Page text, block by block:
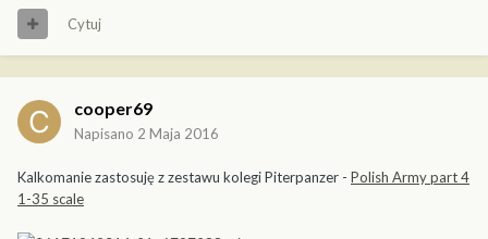
Cytuj
cooper69
Napisano 2 Maja 2016
Kalkomanie zastosuję z zestawu kolegi Piterpanzer - Polish Army part 4
1-35 scale